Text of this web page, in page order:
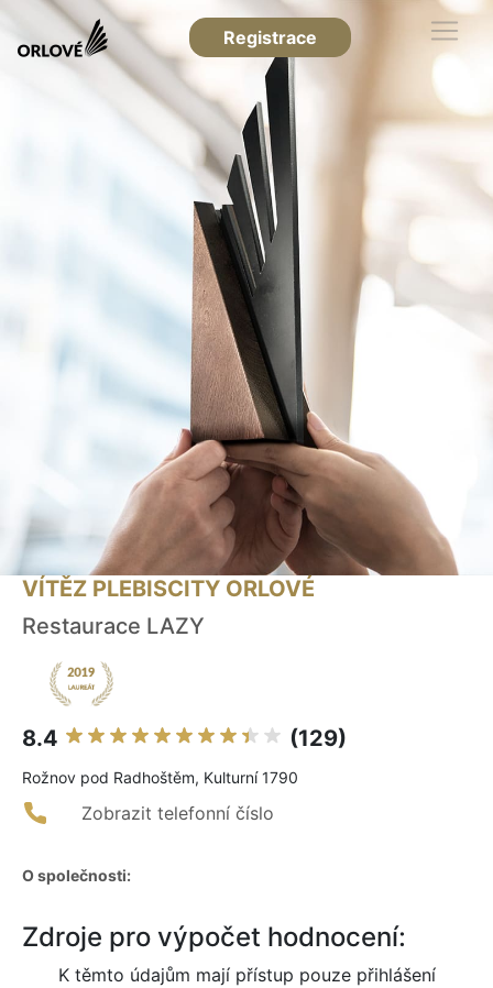
Registrace
VÍTĚZ PLEBISCITY ORLOVÉ
Restaurace LAZY
8.4 (129)
Rožnov pod Radhoštěm, Kulturní 1790
Zobrazit telefonní číslo
O společnosti:
Zdroje pro výpočet hodnocení:
K těmto údajům mají přístup pouze přihlášení